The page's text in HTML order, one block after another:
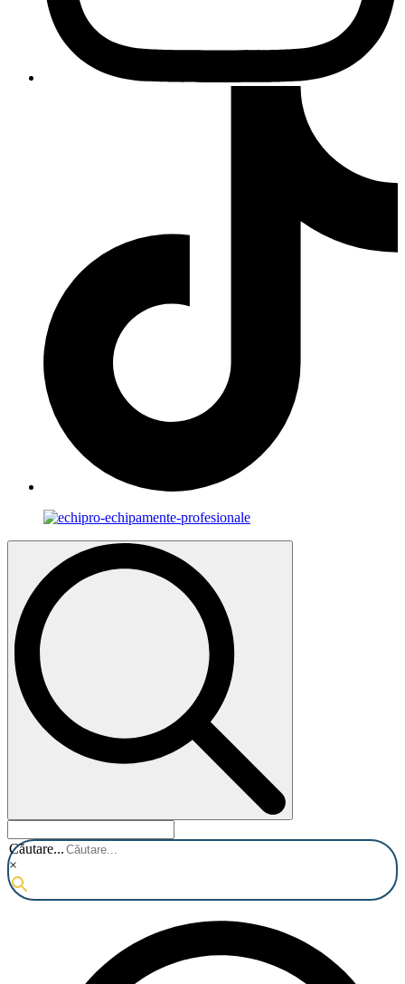
Search
Căutare...
×